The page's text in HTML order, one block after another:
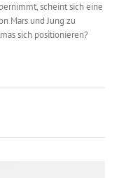
scheint sich eine
Mars und Jung zu
sich positionieren?